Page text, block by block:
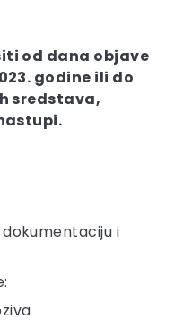
od dana objave
godine ili do
sredstava,
i